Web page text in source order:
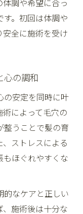
調や希望に合っ
。初回は体調や
全に施術を受け
心の調和
の安定を同時に叶
によって毛穴の
整うことで髪の育
ストレスによる
ほぐれやすくな
的なケアと正しい
施術後は十分な